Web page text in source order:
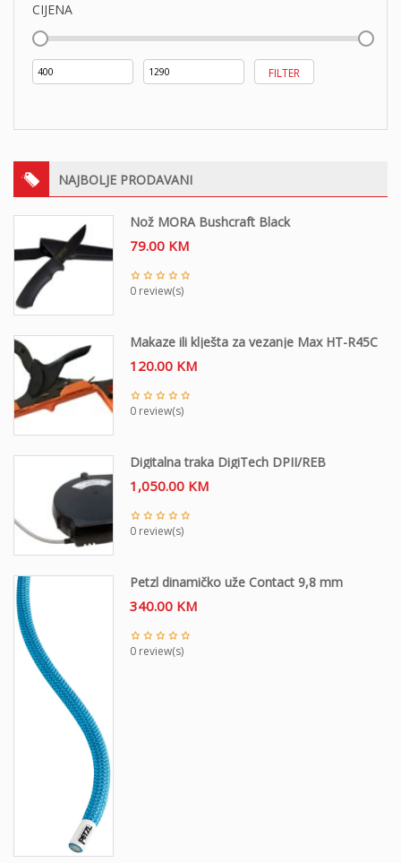
CIJENA
FILTER
NAJBOLJE PRODAVANI
Nož MORA Bushcraft Black
79.00 KM
0 review(s)
Makaze ili klješta za vezanje Max HT-R45C
120.00 KM
0 review(s)
Digitalna traka DigiTech DPII/REB
1,050.00 KM
0 review(s)
Petzl dinamičko uže Contact 9,8 mm
340.00 KM
0 review(s)